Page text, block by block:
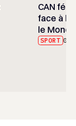
CAN
face à
le
SPORT 08/